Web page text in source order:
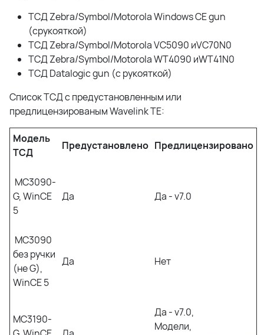
ТСДZebra/Symbol/Motorola Windows CE gun
(срукояткой)
ТСДZebra/Symbol/Motorola VC5090 иVC70N0
ТСДZebra/Symbol/Motorola WT4090 иWT41N0
ТСД Datalogic gun (с рукояткой)
Список ТСД с предустановленным или
предлицензированым Wavelink TE:
Модель
ТСД
Предустановлено Предлицензировано
MC3090-
G, WinCE
5
Да Да - v7.0
MC3090
без ручки
(не G),
WinCE 5
Да Нет
MC3190-
Да - v7.0,
Модели,